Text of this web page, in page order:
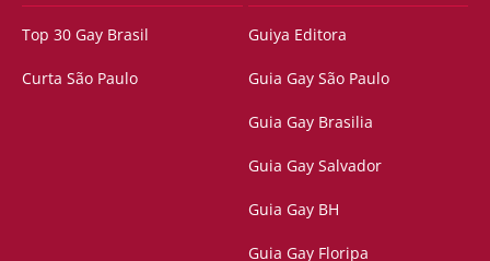
Top 30 Gay Brasil
Curta São Paulo
Guiya Editora
Guia Gay São Paulo
Guia Gay Brasilia
Guia Gay Salvador
Guia Gay BH
Guia Gay Floripa